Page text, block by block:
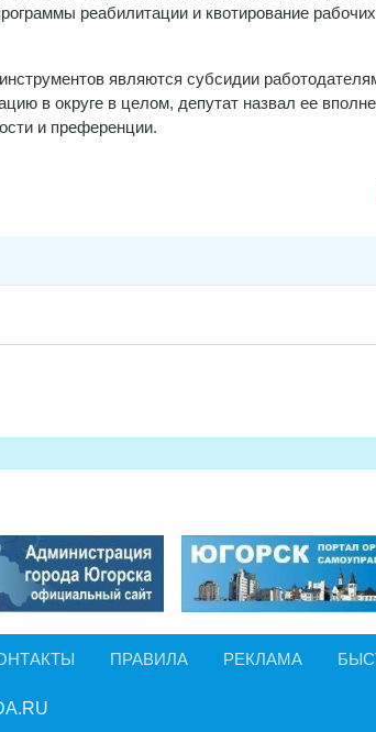
реабилитации и квотирование
являются субсидии
в округе в целом, депутат назвал ее
и преференции.
ПРАВИЛА РЕКЛАМА